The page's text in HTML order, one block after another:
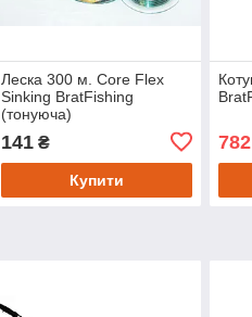
Леска 300 м. Core Flex
Sinking BratFishing
(тонуюча)
141₴
Купити
782